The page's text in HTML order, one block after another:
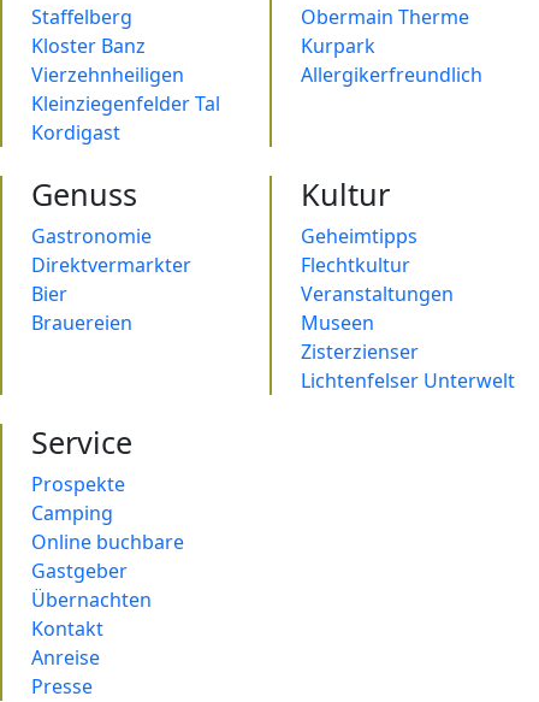
Staffelberg
Kloster Banz
Vierzehnheiligen
Kleinziegenfelder Tal
Kordigast
Obermain Therme
Kurpark
Allergikerfreundlich
Genuss
Gastronomie
Direktvermarkter
Bier
Brauereien
Kultur
Geheimtipps
Flechtkultur
Veranstaltungen
Museen
Zisterzienser
Lichtenfelser Unterwelt
Service
Prospekte
Camping
Online buchbare
Gastgeber
Übernachten
Kontakt
Anreise
Presse